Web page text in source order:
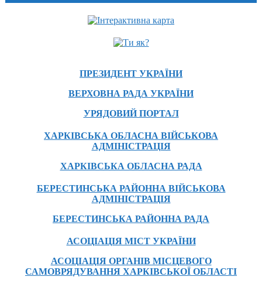
ПРЕЗИДЕНТ УКРАЇНИ
ВЕРХОВНА РАДА УКРАЇНИ
УРЯДОВИЙ ПОРТАЛ
ХАРКІВСЬКА ОБЛАСНА ВІЙСЬКОВА
АДМІНІСТРАЦІЯ
ХАРКІВСЬКА ОБЛАСНА РАДА
БЕРЕСТИНСЬКА РАЙОННА ВІЙСЬКОВА
АДМІНІСТРАЦІЯ
БЕРЕСТИНСЬКА РАЙОННА РАДА
АСОЦІАЦІЯ МІСТ УКРАЇНИ
АСОЦІАЦІЯ ОРГАНІВ МІСЦЕВОГО
САМОВРЯДУВАННЯ ХАРКІВСЬКОЇ ОБЛАСТІ